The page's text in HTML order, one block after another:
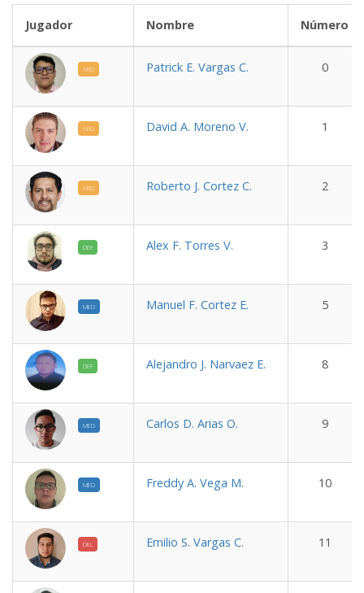
Jugador Nombre Número
ARQ Patrick E. Vargas C. 0
ARQ David A. Moreno V. 1
ARQ Roberto J. Cortez C. 2
DEF Alex F. Torres V. 3
MED Manuel F. Cortez E. 5
DEF Alejandro J. Narvaez E. 8
MED Carlos D. Arias O. 9
MED Freddy A. Vega M. 10
DEL Emilio S. Vargas C. 11